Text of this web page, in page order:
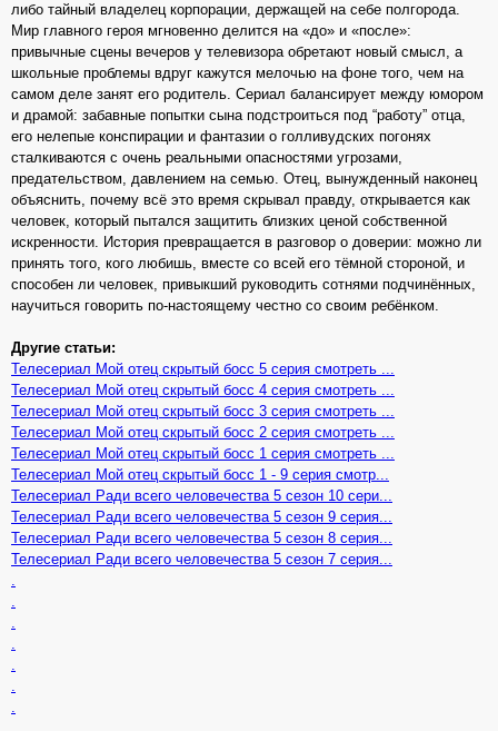
либо тайный владелец корпорации, держащей на себе полгорода.
Мир главного героя мгновенно делится на «до» и «после»:
привычные сцены вечеров у телевизора обретают новый смысл, а
школьные проблемы вдруг кажутся мелочью на фоне того, чем на
самом деле занят его родитель. Сериал балансирует между юмором
и драмой: забавные попытки сына подстроиться под “работу” отца,
его нелепые конспирации и фантазии о голливудских погонях
сталкиваются с очень реальными опасностями угрозами,
предательством, давлением на семью. Отец, вынужденный наконец
объяснить, почему всё это время скрывал правду, открывается как
человек, который пытался защитить близких ценой собственной
искренности. История превращается в разговор о доверии: можно ли
принять того, кого любишь, вместе со всей его тёмной стороной, и
способен ли человек, привыкший руководить сотнями подчинённых,
научиться говорить по‑настоящему честно со своим ребёнком.
Другие статьи:
Телесериал Мой отец скрытый босс 5 серия смотреть ...
Телесериал Мой отец скрытый босс 4 серия смотреть ...
Телесериал Мой отец скрытый босс 3 серия смотреть ...
Телесериал Мой отец скрытый босс 2 серия смотреть ...
Телесериал Мой отец скрытый босс 1 серия смотреть ...
Телесериал Мой отец скрытый босс 1 - 9 серия смотр...
Телесериал Ради всего человечества 5 сезон 10 сери...
Телесериал Ради всего человечества 5 сезон 9 серия...
Телесериал Ради всего человечества 5 сезон 8 серия...
Телесериал Ради всего человечества 5 сезон 7 серия...
.
.
.
.
.
.
.